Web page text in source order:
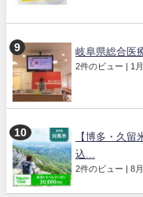
岐阜県総合医
2件のビュー | 1
【博多・久
込...
2件のビュー | 8